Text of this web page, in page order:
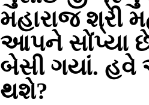
મહારાજ શ્રી
આપને સોંપ્યા
બેસી ગયાં. હવે
થશે?